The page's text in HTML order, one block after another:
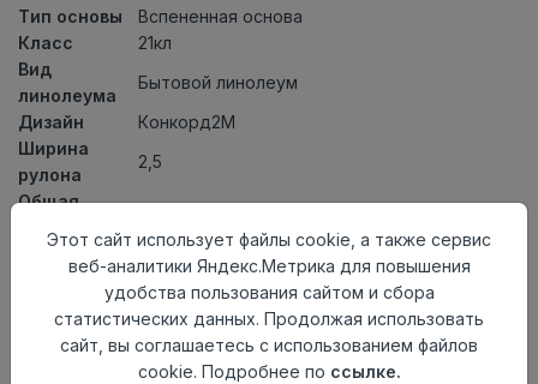
Тип основы
Вспененная основа
Класс
21кл
Вид
линолеума
Бытовой линолеум
Дизайн
Конкорд2М
Ширина
рулона
2,5
Общая
Актуален
Россия
Этот сайт использует файлы cookie, а также сервис
веб-аналитики Яндекс.Метрика для повышения
удобства пользования сайтом и сбора
статистических данных. Продолжая использовать
сайт, вы соглашаетесь с использованием файлов
cookie. Подробнее по ссылке.